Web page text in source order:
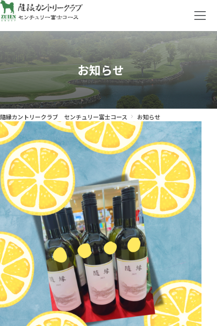
お知らせ
隨縁カントリークラブ センチュリー富士コース お知らせ